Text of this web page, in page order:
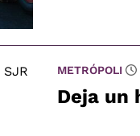
METRÓPOLI
Deja un